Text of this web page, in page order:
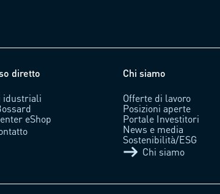
diretto
idustriali
eShop
Chi siamo
Offerte di lavoro
Posizioni aperte
Portale Investitori
News e media
Sostenibilità/ESG
Chi siamo